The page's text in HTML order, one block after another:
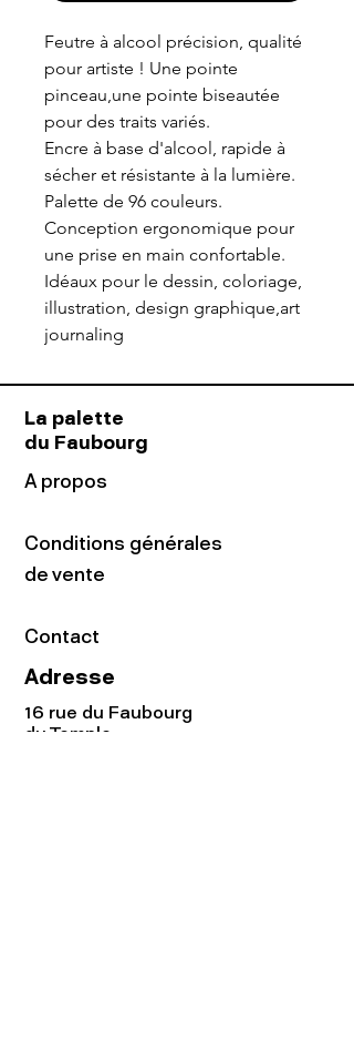
Feutre à alcool précision, qualité
pour artiste ! Une pointe
pinceau,une pointe biseautée
pour des traits variés.
Encre à base d'alcool, rapide à
sécher et résistante à la lumière.
Palette de 96 couleurs.
Conception ergonomique pour
une prise en main confortable.
Idéaux pour le dessin, coloriage,
illustration, design graphique,art
journaling
La palette
du Faubourg
A propos
Conditions générales
de vente
Contact
Adresse
16 rue du Faubourg
du Temple